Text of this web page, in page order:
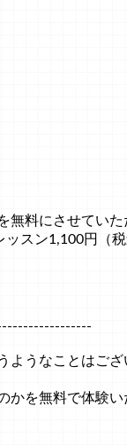
料にさせていた
スン1,100円（
うなことはござ
かを無料で体験い